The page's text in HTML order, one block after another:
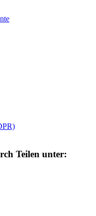
Teilen unter: